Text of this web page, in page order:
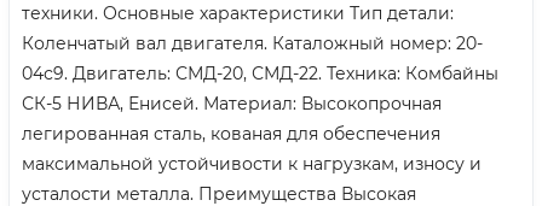
техники. Основные характеристики Тип детали:
Коленчатый вал двигателя. Каталожный номер: 20-
04с9. Двигатель: СМД-20, СМД-22. Техника: Комбайны
СК-5 НИВА, Енисей. Материал: Высокопрочная
легированная сталь, кованая для обеспечения
максимальной устойчивости к нагрузкам, износу и
усталости металла. Преимущества Высокая